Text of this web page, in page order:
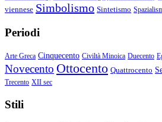
viennese Simbolismo Sintetismo
Periodi
Arte Greca Cinquecento Civiltà Minoica Duecento
Novecento Ottocento Quattrocento
Trecento XII sec
Stili